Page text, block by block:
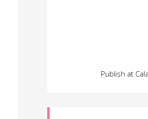
Publish at